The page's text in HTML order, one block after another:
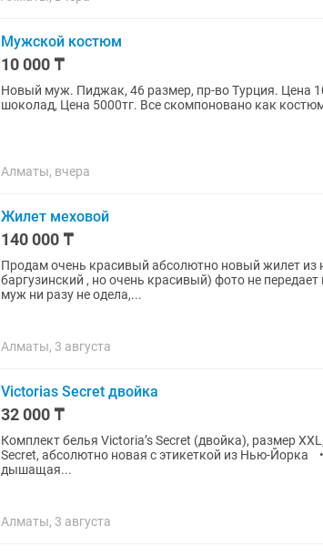
Мужской костюм
10 000 ₸
Новый муж. Пиджак, 46 размер, пр-во Турция. Цена
шоколад, Цена 5000тг. Все скомпоновано как
Алматы, вчера
Жилет меховой
140 000 ₸
Продам очень красивый абсолютно новый жилет из
баргузинский , но очень красивый) фото не
муж ни разу не одела,...
Алматы, 3 августа
Victorias Secret двойка
32 000 ₸
Комплект белья Victoria’s Secret (двойка), размер XXL, подойдет и
Secret, абсолютно новая с этикеткой из Нью-
дышащая...
Алматы, 3 августа